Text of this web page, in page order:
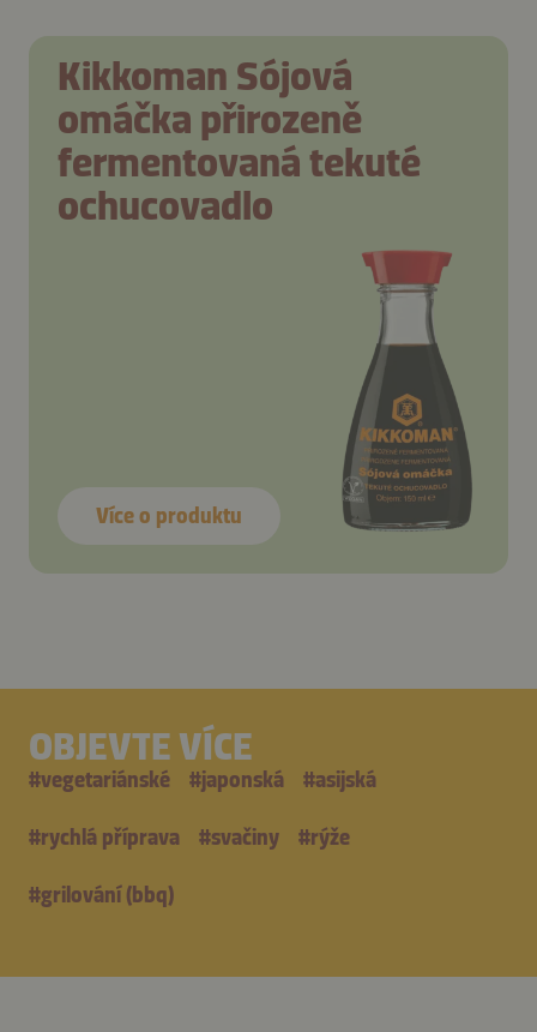
Kikkoman Sójová
omáčka přirozeně
fermentovaná tekuté
ochucovadlo
Více o produktu
OBJEVTE VÍCE
#vegetariánské #japonská #asijská
#rychlá příprava #svačiny #rýže
#grilování (bbq)